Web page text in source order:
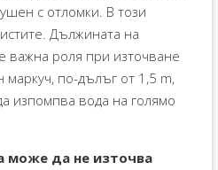
с отломки. В този
Дължината на
важна роля при източване
по-дълъг от 1,5 m,
изпомпва вода на голямо
може да не източва